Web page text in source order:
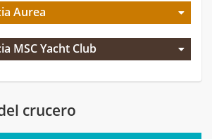
Aurea
MSC Yacht Club
crucero